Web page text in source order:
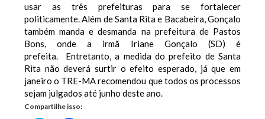
usar as três prefeituras para se fortalecer
politicamente. Além de Santa Rita e Bacabeira, Gonçalo
também manda e desmanda na prefeitura de Pastos
Bons, onde a irmã Iriane Gonçalo (SD) é
prefeita. Entretanto, a medida do prefeito de Santa
Rita não deverá surtir o efeito esperado, já que em
janeiro o TRE-MA recomendou que todos os processos
sejam julgados até junho deste ano.
Compartilhe isso: